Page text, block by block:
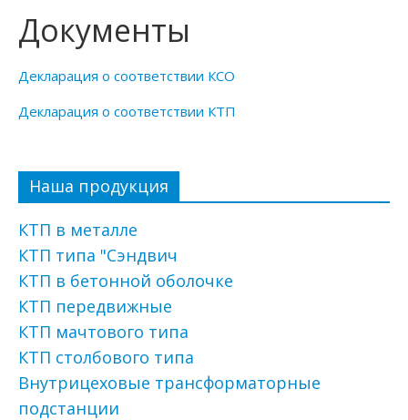
Документы
Декларация о соответствии КСО
Декларация о соответствии КТП
Наша продукция
КТП в металле
КТП типа "Сэндвич
КТП в бетонной оболочке
КТП передвижные
КТП мачтового типа
КТП столбового типа
Внутрицеховые трансформаторные
подстанции